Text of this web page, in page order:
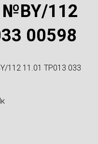
№BY/112
00598
112 11.01 ТР013 033